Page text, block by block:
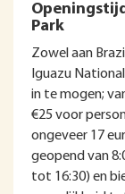
Park
Zowel aan
Iguazu
in te mogen;
€25 voor
ongeveer 17
geopend van
tot 16:30) en